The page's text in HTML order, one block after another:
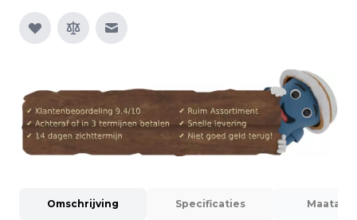
E-mail naar een vriend
Omschrijving Specificaties